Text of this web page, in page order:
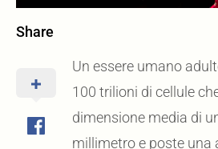
Share
Un essere umano
100 trilioni di cellule
dimensione media di
millimetro e poste una